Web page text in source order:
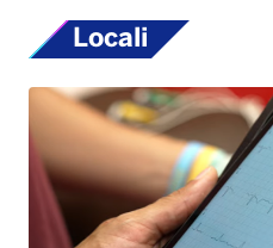
Locali